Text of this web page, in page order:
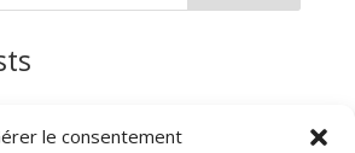
le consentement